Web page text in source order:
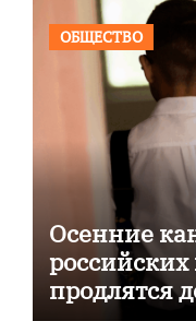
ОБЩЕСТВО
Осенние
продлятся